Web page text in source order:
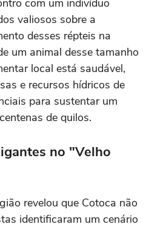
com um indivíduo
valiosos sobre a
desses répteis na
um animal desse tamanho
local está saudável,
e recursos hídricos de
para sustentar um
de quilos.
no "Velho
revelou que Cotoca não
identificaram um cenário